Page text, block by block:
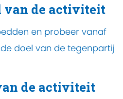
van de activiteit
en probeer vanaf
doel van de tegenpartij
de activiteit